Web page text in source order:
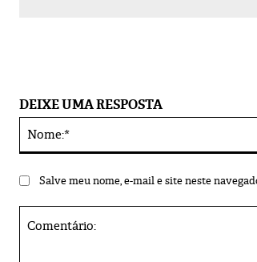
DEIXE UMA RESPOSTA
Salve meu nome, e-mail e site neste